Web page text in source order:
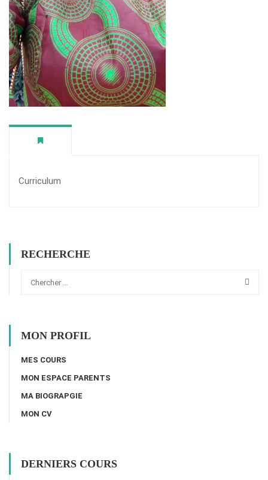
Curriculum
RECHERCHE
MON PROFIL
MES COURS
MON ESPACE PARENTS
MA BIOGRAPGIE
MON CV
DERNIERS COURS